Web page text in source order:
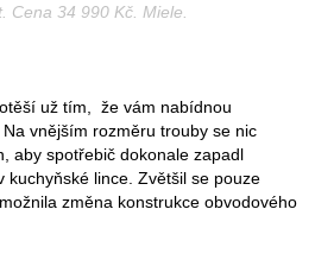
Cena 34 990 Kč. Miele.
už tím, že vám nabídnou
vnějším rozměru trouby se nic
aby spotřebič dokonale zapadl
kuchyňské lince. Zvětšil se pouze
změna konstrukce obvodového